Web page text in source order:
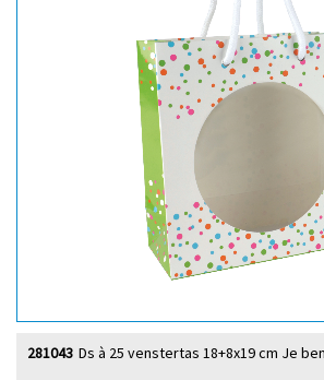
Ds à 25 venstertas 18+8x19 cm Je
281043